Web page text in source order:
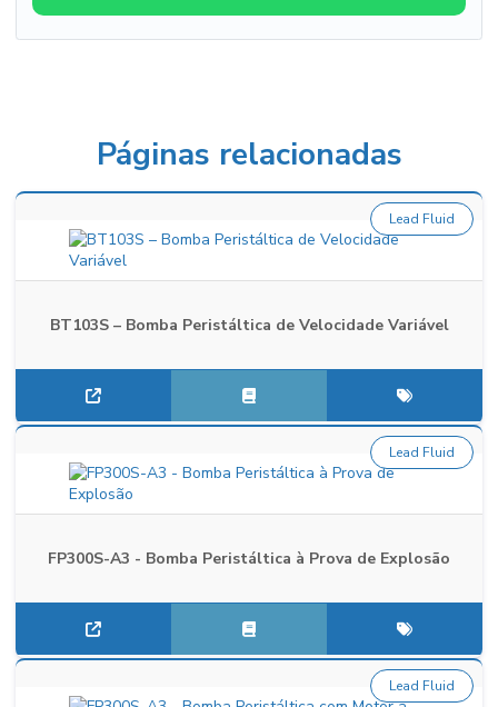
Páginas relacionadas
BT103S – Bomba Peristáltica de Velocidade Variável
Lead Fluid
FP300S-A3 - Bomba Peristáltica à Prova de Explosão
Lead Fluid
Lead Fluid